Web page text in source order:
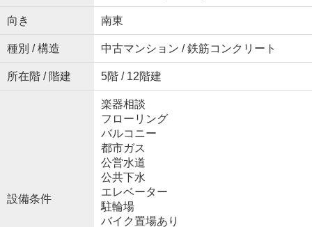
向き 南東
種別 / 構造 中古マンション / 鉄筋コンクリート
所在階 / 階建 5階 / 12階建
設備条件
楽器相談
フローリング
バルコニー
都市ガス
公営水道
公共下水
エレベーター
駐輪場
バイク置場あり